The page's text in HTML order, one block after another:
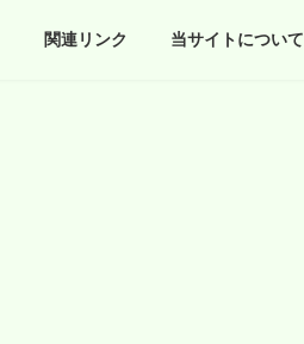
関連リンク 当サイトについて